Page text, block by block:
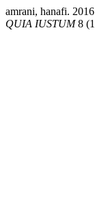
amrani, hanafi.
QUIA IUSTUM8